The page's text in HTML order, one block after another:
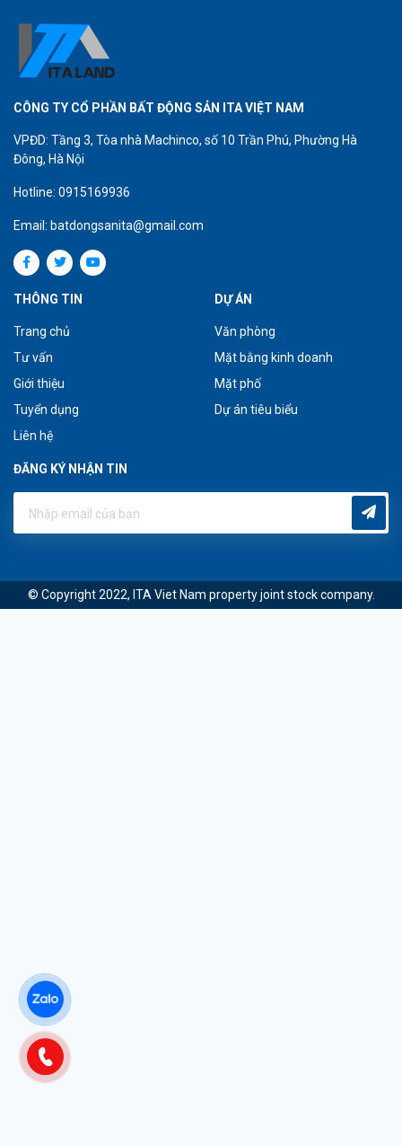
CÔNG TY CỔ PHẦN BẤT ĐỘNG SẢN ITA VIỆT NAM
VPĐD: Tầng 3, Tòa nhà Machinco, số 10 Trần Phú, Phường Hà
Đông, Hà Nội
Hotline: 0915169936
Email: batdongsanita@gmail.com
THÔNG TIN
Trang chủ
Tư vấn
Giới thiệu
Tuyển dụng
Liên hệ
DỰ ÁN
Văn phòng
Mặt bằng kinh doanh
Mặt phố
Dự án tiêu biểu
ĐĂNG KÝ NHẬN TIN
© Copyright 2022, ITA Viet Nam property joint stock company.